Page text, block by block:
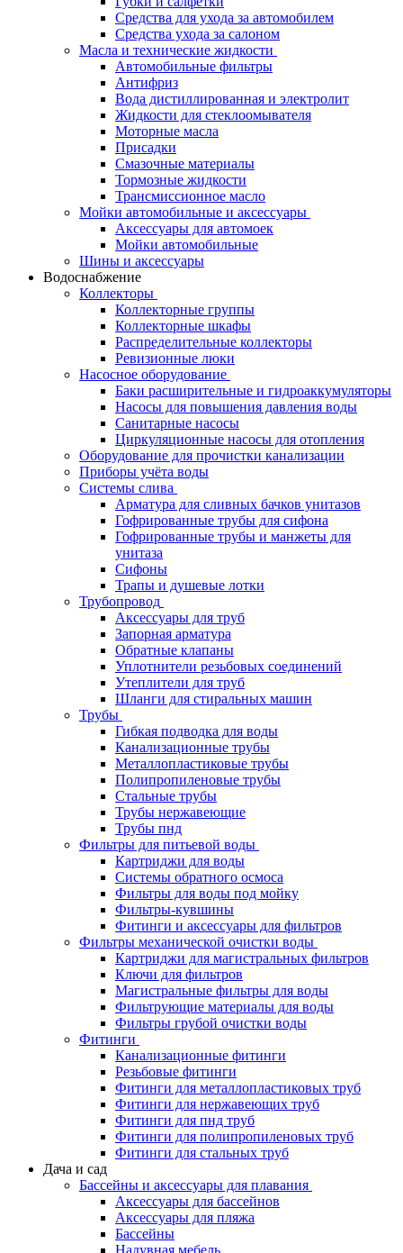
Средства для ухода за автомобилем
Средства ухода за салоном
Масла и технические жидкости
Автомобильные фильтры
Антифриз
Вода дистиллированная и электролит
Жидкости для стеклоомывателя
Моторные масла
Присадки
Смазочные материалы
Тормозные жидкости
Трансмиссионное масло
Мойки автомобильные и аксессуары
Аксессуары для автомоек
Мойки автомобильные
Шины и аксессуары
Водоснабжение
Коллекторы
Коллекторные группы
Коллекторные шкафы
Распределительные коллекторы
Ревизионные люки
Насосное оборудование
Баки расширительные и гидроаккумуляторы
Насосы для повышения давления воды
Санитарные насосы
Циркуляционные насосы для отопления
Оборудование для прочистки канализации
Приборы учёта воды
Системы слива
Арматура для сливных бачков унитазов
Гофрированные трубы для сифона
Гофрированные трубы и манжеты для
унитаза
Сифоны
Трапы и душевые лотки
Трубопровод
Аксессуары для труб
Запорная арматура
Обратные клапаны
Уплотнители резьбовых соединений
Утеплители для труб
Шланги для стиральных машин
Трубы
Гибкая подводка для воды
Канализационные трубы
Металлопластиковые трубы
Полипропиленовые трубы
Стальные трубы
Трубы нержавеющие
Трубы пнд
Фильтры для питьевой воды
Картриджи для воды
Системы обратного осмоса
Фильтры для воды под мойку
Фильтры-кувшины
Фитинги и аксессуары для фильтров
Фильтры механической очистки воды
Картриджи для магистральных фильтров
Ключи для фильтров
Магистральные фильтры для воды
Фильтрующие материалы для воды
Фильтры грубой очистки воды
Фитинги
Канализационные фитинги
Резьбовые фитинги
Фитинги для металлопластиковых труб
Фитинги для нержавеющих труб
Фитинги для пнд труб
Фитинги для полипропиленовых труб
Фитинги для стальных труб
Дача и сад
Бассейны и аксессуары для плавания
Аксессуары для бассейнов
Аксессуары для пляжа
Бассейны
Надувная мебель